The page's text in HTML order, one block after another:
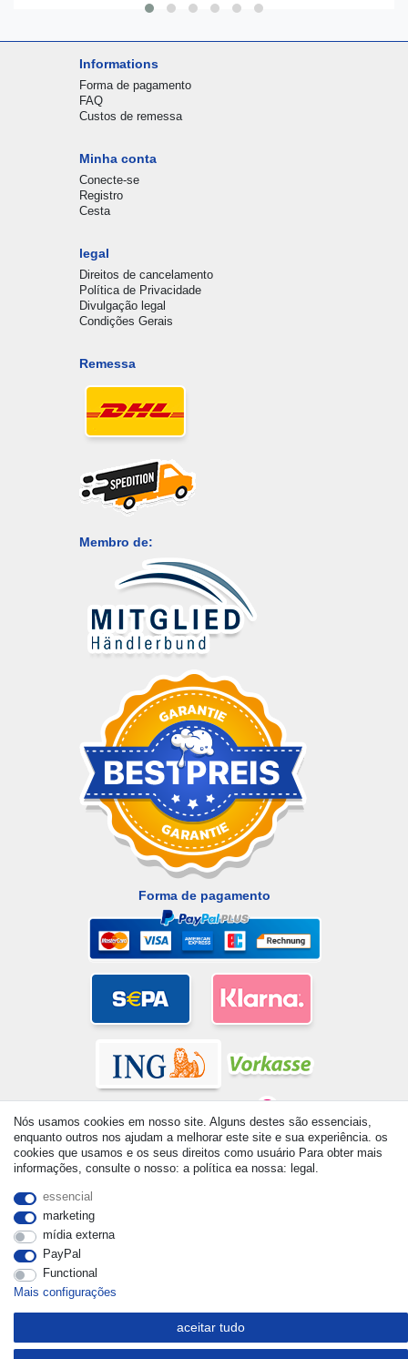
Informations
Forma de pagamento
FAQ
Custos de remessa
Minha conta
Conecte-se
Registro
Cesta
legal
Direitos de cancelamento
Política de Privacidade
Divulgação legal
Condições Gerais
Remessa
Membro de:
Forma de pagamento
© Copyright 2026 | Todos os direitos reservados. - All rights
Nós usamos cookies em nosso site. Alguns destes são essenciais,
enquanto outros nos ajudam a melhorar este site e sua experiência. os
cookies que usamos e os seus direitos como usuário Para obter mais
informações, consulte o nosso: a política ea nossa: legal.
essencial
marketing
mídia externa
PayPal
Functional
Mais configurações
aceitar tudo